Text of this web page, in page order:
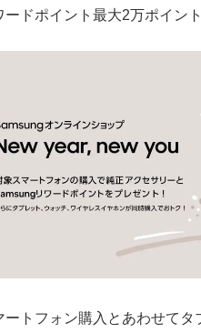
ードポイント最大2万ポイン
トフォン購入とあわせてタ